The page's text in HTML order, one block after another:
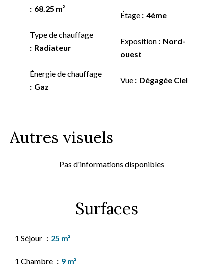
68.25 m²
Type de chauffage
Radiateur
Énergie de chauffage
Gaz
Étage 4ème
Exposition
Nord-
ouest
Vue Dégagée Ciel
Autres visuels
Pas d'informations disponibles
Surfaces
1 Séjour 25 m²
1 Chambre 9 m²